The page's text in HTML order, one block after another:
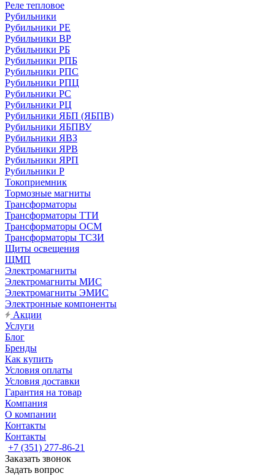
Реле тепловое
Рубильники
Рубильники РЕ
Рубильники ВР
Рубильники РБ
Рубильники РПБ
Рубильники РПС
Рубильники РПЦ
Рубильники РС
Рубильники РЦ
Рубильники ЯБП (ЯБПВ)
Рубильники ЯБПВУ
Рубильники ЯВЗ
Рубильники ЯРВ
Рубильники ЯРП
Рубильники Р
Токоприемник
Тормозные магниты
Трансформаторы
Трансформаторы ТТИ
Трансформаторы ОСМ
Трансформаторы ТСЗИ
Щиты освещения
ЩМП
Электромагниты
Электромагниты МИС
Электромагниты ЭМИС
Электронные компоненты
Акции
Услуги
Блог
Бренды
Как купить
Условия оплаты
Условия доставки
Гарантия на товар
Компания
О компании
Контакты
Контакты
+7 (351) 277-86-21
Заказать звонок
Задать вопрос